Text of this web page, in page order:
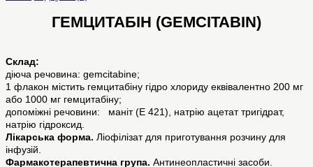
ГЕМЦИТАБІН (GEMCITABIN)
Склад:
діюча речовина: gemcitabine;
1 флакон містить гемцитабіну гідро хлориду еквівалентно 200 мг
або 1000 мг гемцитабіну;
допоміжні речовини: маніт (Е 421), натрію ацетат тригідрат,
натрію гідроксид.
Лікарська форма. Ліофілізат для приготування розчину для
інфузій.
Фармакотерапевтична група. Антинеопластичні засоби.